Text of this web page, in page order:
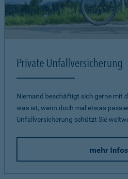
Private Unfallversicherung
Niemand beschäftigt sich gerne mit
was ist, wenn doch mal etwas
Unfallversicherung schützt Sie
mehr Infos